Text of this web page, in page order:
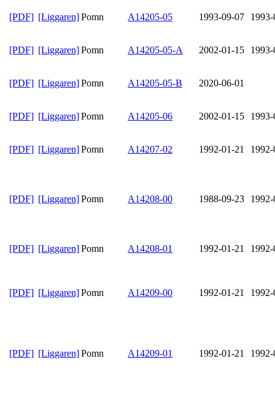
[PDF] [Liggaren]Pomn A14205-05 1993-09-07
[PDF] [Liggaren]Pomn A14205-05-A 2002-01-15
[PDF] [Liggaren]Pomn A14205-05-B 2020-06-01
[PDF] [Liggaren]Pomn A14205-06 2002-01-15
[PDF] [Liggaren]Pomn A14207-02 1992-01-21
[PDF] [Liggaren]Pomn A14208-00 1988-09-23
[PDF] [Liggaren]Pomn A14208-01 1992-01-21
[PDF] [Liggaren]Pomn A14209-00 1992-01-21
[PDF] [Liggaren]Pomn A14209-01 1992-01-21